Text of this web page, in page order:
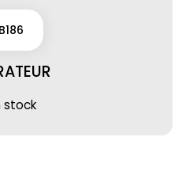
stock